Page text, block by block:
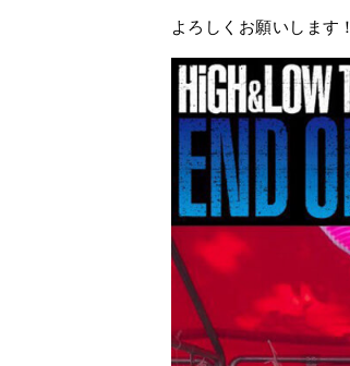
よろしくお願いします！